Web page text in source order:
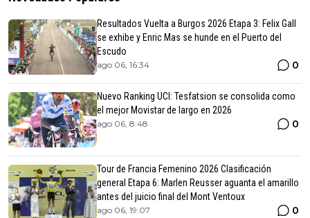
Resultados Vuelta a Burgos 2026 Etapa 3: Felix Gall
se exhibe y Enric Mas se hunde en el Puerto del
Escudo
ago 06, 16:34 0
Nuevo Ranking UCI: Tesfatsion se consolida como
el mejor Movistar de largo en 2026
ago 06, 8:48 0
Tour de Francia Femenino 2026 Clasificación
general Etapa 6: Marlen Reusser aguanta el amarillo
antes del juicio final del Mont Ventoux
ago 06, 19:07 0